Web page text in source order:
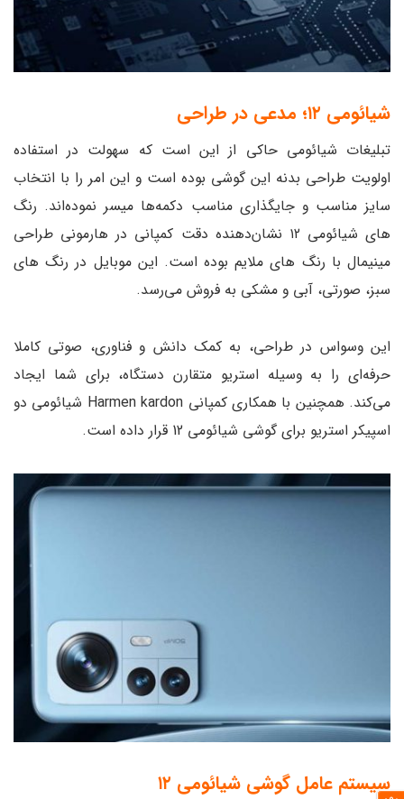
شیائومی ۱۲؛ مدعی در طراحی
تبلیغات شیائومی حاکی از این است که سهولت در استفاده
اولویت طراحی بدنه این گوشی بوده ‌است و این امر را با انتخاب
سایز مناسب و جایگذاری مناسب دکمه‌ها میسر نموده‌اند. رنگ‌
های شیائومی ۱۲ نشان‌دهنده دقت کمپانی در هارمونی طراحی
مینیمال با رنگ‌ های ملایم بوده است. این موبایل در رنگ‌ های
سبز، صورتی، آبی و مشکی به فروش می‌رسد.
این وسواس در طراحی، به کمک دانش و فناوری، صوتی کاملا
حرفه‌ای را به وسیله استریو متقارن دستگاه، برای شما ایجاد
می‌کند. همچنین با همکاری کمپانی Harmen kardon شیائومی دو
اسپیکر استریو برای گوشی شیائومی 12 قرار داده است.
سیستم عامل گوشی شیائومی ۱۲